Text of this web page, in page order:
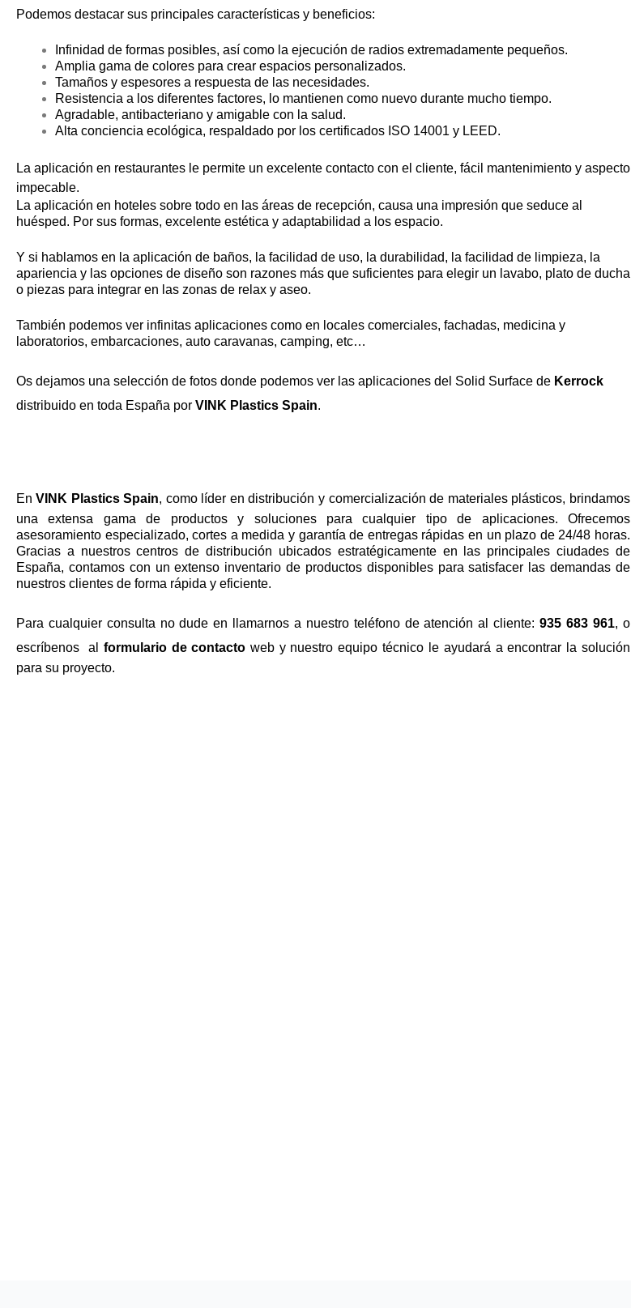
Podemos destacar sus principales características y beneficios:
Infinidad de formas posibles, así como la ejecución de radios extremadamente pequeños.
Amplia gama de colores para crear espacios personalizados.
Tamaños y espesores a respuesta de las necesidades.
Resistencia a los diferentes factores, lo mantienen como nuevo durante mucho tiempo.
Agradable, antibacteriano y amigable con la salud.
Alta conciencia ecológica, respaldado por los certificados ISO 14001 y LEED.
La aplicación en restaurantes le permite un excelente contacto con el cliente, fácil mantenimiento y aspecto
impecable.
La aplicación en hoteles sobre todo en las áreas de recepción, causa una impresión que seduce al
huésped. Por sus formas, excelente estética y adaptabilidad a los espacio.
Y si hablamos en la aplicación de baños, la facilidad de uso, la durabilidad, la facilidad de limpieza, la
apariencia y las opciones de diseño son razones más que suficientes para elegir un lavabo, plato de ducha
o piezas para integrar en las zonas de relax y aseo.
También podemos ver infinitas aplicaciones como en locales comerciales, fachadas, medicina y
laboratorios, embarcaciones, auto caravanas, camping, etc…
Os dejamos una selección de fotos donde podemos ver las aplicaciones del Solid Surface de Kerrock
distribuido en toda España por VINK Plastics Spain.
En VINK Plastics Spain, como líder en distribución y comercialización de materiales plásticos, brindamos
una extensa gama de productos y soluciones para cualquier tipo de aplicaciones. Ofrecemos
asesoramiento especializado, cortes a medida y garantía de entregas rápidas en un plazo de 24/48 horas.
Gracias a nuestros centros de distribución ubicados estratégicamente en las principales ciudades de
España, contamos con un extenso inventario de productos disponibles para satisfacer las demandas de
nuestros clientes de forma rápida y eficiente.
Para cualquier consulta no dude en llamarnos a nuestro teléfono de atención al cliente: 935 683 961, o
escríbenos al formulario de contacto web y nuestro equipo técnico le ayudará a encontrar la solución
para su proyecto.